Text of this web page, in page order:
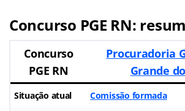
Concurso PGE RN:
Concurso
PGE RN
Procuradoria
Grande
Situação atual Comissão formada